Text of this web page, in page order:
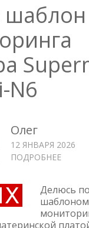
шаблон
N6
Олег
12 ЯНВАРЯ 2026
ПОДРОБНЕЕ
ДЛЯ
Делюсь